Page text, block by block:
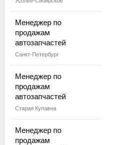
Менеджер по
продажам
автозапчастей
Санкт-Петербург
Менеджер по
продажам
автозапчастей
Старая Купавна
Менеджер по
продажам